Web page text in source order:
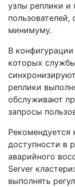
узлы реплики и
пользователей,
минимуму.
В
которых
реплики
обслуживают
запросы
Рекомендуется
доступности в
аварийного
Server
выполнять